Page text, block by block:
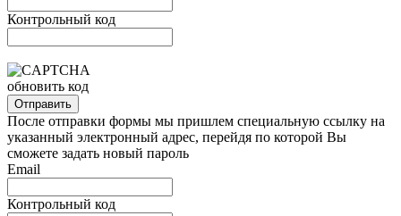
Контрольный код
обновить код
Отправить
После отправки формы мы пришлем специальную ссылку на
указанный электронный адрес, перейдя по которой Вы
сможете задать новый пароль
Email
Контрольный код